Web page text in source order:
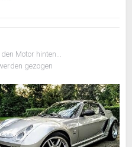
Motor hinten...
gezogen